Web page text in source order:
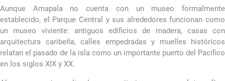
Aunque Amapala no cuenta con un museo formalmente
establecido, el Parque Central y sus alrededores funcionan como
un museo viviente: antiguos edificios de madera, casas con
arquitectura caribeña, calles empedradas y muelles históricos
relatan el pasado de la isla como un importante puerto del Pacífico
en los siglos XIX y XX.